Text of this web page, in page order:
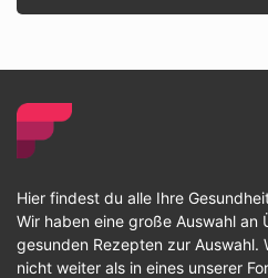
Hier findest du alle Ihre
Wir haben eine große Auswahl an
gesunden Rezepten zur Auswahl.
nicht weiter als in eines unserer